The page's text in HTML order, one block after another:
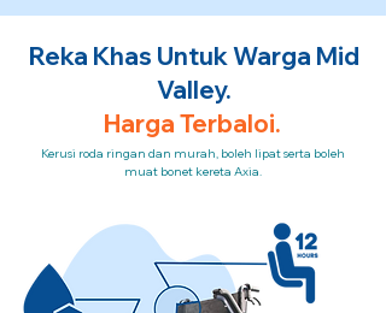
Reka Khas Untuk Warga Mid
Valley.
Harga Terbaloi.
Kerusi roda ringan dan murah, boleh lipat serta boleh
muat bonet kereta Axia.